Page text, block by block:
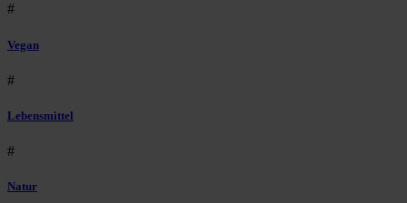
#
Vegan
#
Lebensmittel
#
Natur